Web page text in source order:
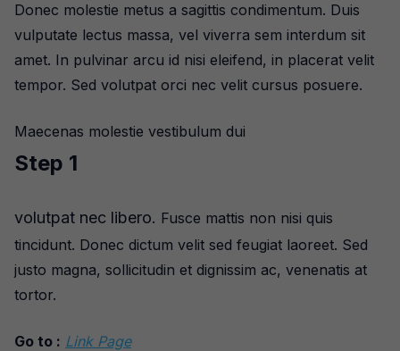
Donec molestie metus a sagittis condimentum. Duis
vulputate lectus massa, vel viverra sem interdum sit
amet. In pulvinar arcu id nisi eleifend, in placerat velit
tempor. Sed volutpat orci nec velit cursus posuere.
Maecenas molestie vestibulum dui
Step 1
volutpat nec libero. Fusce mattis non nisi quis
tincidunt. Donec dictum velit sed feugiat laoreet. Sed
justo magna, sollicitudin et dignissim ac, venenatis at
tortor.
Go to : Link Page